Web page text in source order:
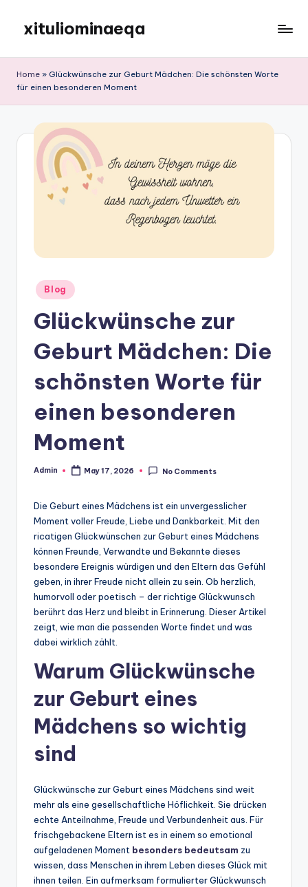
content
xituliominaeqa
Home » Glückwünsche zur Geburt Mädchen: Die schönsten Worte
für einen besonderen Moment
Posted
in
Blog
Glückwünsche zur
Geburt Mädchen: Die
schönsten Worte für
einen besonderen
Moment
Posted
Admin May 17, 2026 No Comments
Die Geburt eines Mädchens ist ein unvergesslicher
Moment voller Freude, Liebe und Dankbarkeit. Mit den
ricatigen Glückwünschen zur Geburt eines Mädchens
können Freunde, Verwandte und Bekannte dieses
besondere Ereignis würdigen und den Eltern das Gefühl
geben, in ihrer Freude nicht allein zu sein. Ob herzlich,
humorvoll oder poetisch – der richtige Glückwunsch
berührt das Herz und bleibt in Erinnerung. Dieser Artikel
zeigt, wie man die passenden Worte findet und was
dabei wirklich zählt.
Warum Glückwünsche
zur Geburt eines
Mädchens so wichtig
sind
Glückwünsche zur Geburt eines Mädchens sind weit
mehr als eine gesellschaftliche Höflichkeit. Sie drücken
echte Anteilnahme, Freude und Verbundenheit aus. Für
frischgebackene Eltern ist es in einem so emotional
aufgeladenen Moment besonders bedeutsam zu
wissen, dass Menschen in ihrem Leben dieses Glück mit
ihnen teilen. Ein aufmerksam formulierter Glückwunsch